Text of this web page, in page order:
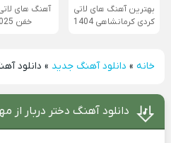
بهترین آهنگ های لاتی
کردی کرمانشاهی 1404
آهنگ های
خفن 2025
خانه» دانلود آهنگ جدید » دانلود
دانلود آهنگ دختر دربار از